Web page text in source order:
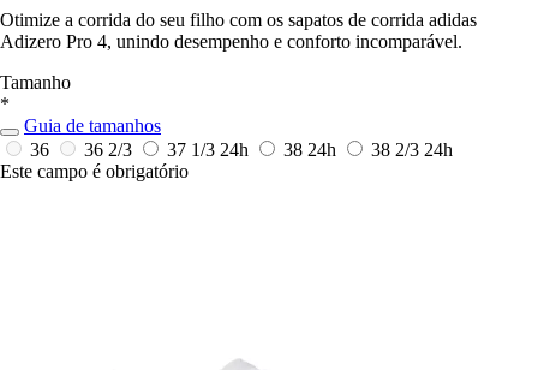
Otimize a corrida do seu filho com os sapatos de corrida adidas
Adizero Pro 4, unindo desempenho e conforto incomparável.
Tamanho
*
Guia de tamanhos
36
36 2/3 37 1/3 24h 38 24h 38 2/3 24h
Este campo é obrigatório